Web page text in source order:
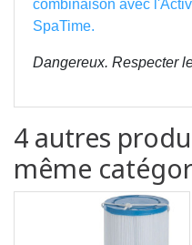
combinaison avec l'
SpaTime.
Dangereux. Respecter
4 autres
même